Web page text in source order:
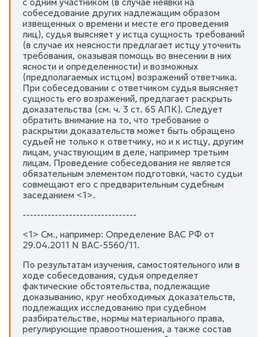
собеседование других надлежащим образом
извещенных о времени и месте его проведения
лиц), судья выясняет у истца сущность требований
(в случае их неясности предлагает истцу уточнить
требования, оказывая помощь во внесении в них
ясности и определенности) и возможных
(предполагаемых истцом) возражений ответчика.
При собеседовании с ответчиком судья выясняет
сущность его возражений, предлагает раскрыть
доказательства (см. ч. 3 ст. 65 АПК). Следует
обратить внимание на то, что требование о
раскрытии доказательств может быть обращено
судьей не только к ответчику, но и к истцу, другим
лицам, участвующим в деле, например третьим
лицам. Проведение собеседования не является
обязательным элементом подготовки, часто судьи
совмещают его с предварительным судебным
заседанием <1>.
--------------------------------
<1> См., например: Определение ВАС РФ от
29.04.2011 N ВАС-5560/11.
По результатам изучения, самостоятельного или в
ходе собеседования, судья определяет
фактические обстоятельства, подлежащие
доказыванию, круг необходимых доказательств,
подлежащих исследованию при судебном
разбирательстве, нормы материального права,
регулирующие правоотношения, а также состав